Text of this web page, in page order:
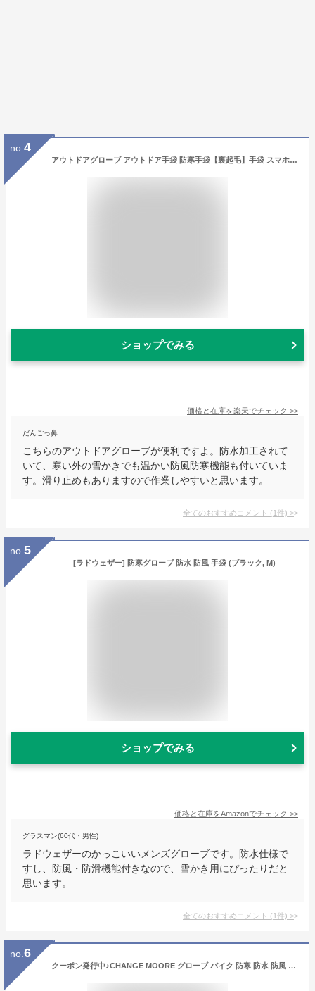
no. 4
アウトドアグローブ アウトドア手袋 防寒手袋【裏起毛】手袋 スマホ対応 撥水加工 スポーツ手袋 バイク手袋 防寒手袋 夜活動 防寒手袋 厚手 裏起毛 防水 防風 滑り止め 脱落防止 結び目 登山 ユニセックス ワンサイズ
ショップでみる
価格と在庫を楽天でチェック >>
だんごっ鼻
こちらのアウトドアグローブが便利ですよ。防水加工されて
いて、寒い外の雪かきでも温かい防風防寒機能も付いていま
す。滑り止めもありますので作業しやすいと思います。
全てのおすすめコメント (1件) >
no. 5
[ラドウェザー] 防寒グローブ 防水 防風 手袋 (ブラック, M)
ショップでみる
価格と在庫をAmazonでチェック >>
グラスマン(60代・男性)
ラドウェザーのかっこいいメンズグローブです。防水仕様で
すし、防風・防滑機能付きなので、雪かき用にぴったりだと
思います。
全てのおすすめコメント (1件) >
no. 6
クーポン発行中♪CHANGE MOORE グローブ バイク 防寒 防水 防風 中綿内蔵 100％防水 裏起毛 コットン 冬バイクグローブ 冬用手袋 バイクグローブ オートバイグローブ カーボン メンテナンス プロテクション スマホ対応 男女兼用 秋 秋冬 タッチパネル モトクロス ツーリング